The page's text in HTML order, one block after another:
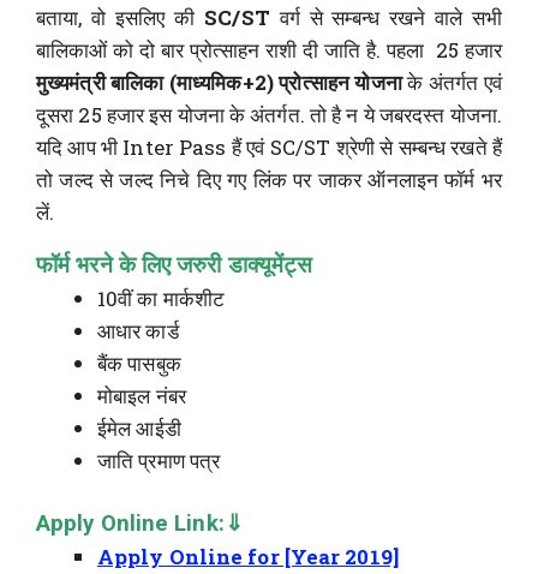
बताया, वो इसलिए की SC/ST वर्ग से सम्बन्ध रखने वाले सभी
बालिकाओं को दो बार प्रोत्साहन राशी दी जाति है. पहला 25 हजार
मुख्यमंत्री बालिका (माध्यमिक+2) प्रोत्साहन योजनाके अंतर्गत एवं
दूसरा 25 हजार इस योजना के अंतर्गत. तो है न ये जबरदस्त योजना.
यदि आप भी Inter Pass हैं एवं SC/ST श्रेणी से सम्बन्ध रखते हैं
तो जल्द से जल्द निचे दिए गए लिंक पर जाकर ऑनलाइन फॉर्म भर
लें.
फॉर्म भरने के लिए जरुरी डाक्यूमेंट्स
10वीं का मार्कशीट
आधार कार्ड
बैंक पासबुक
मोबाइल नंबर
ईमेल आईडी
जाति प्रमाण पत्र
Apply Online Link:⇓
Apply Online for [Year 2019]